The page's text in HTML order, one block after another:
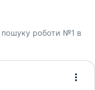
роботи №1 в